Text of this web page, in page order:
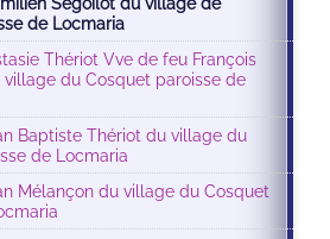
de Locmaria
Thériot Vve de feu François
du Cosquet paroisse de
Baptiste Thériot du village du
de Locmaria
Mélançon du village du Cosquet